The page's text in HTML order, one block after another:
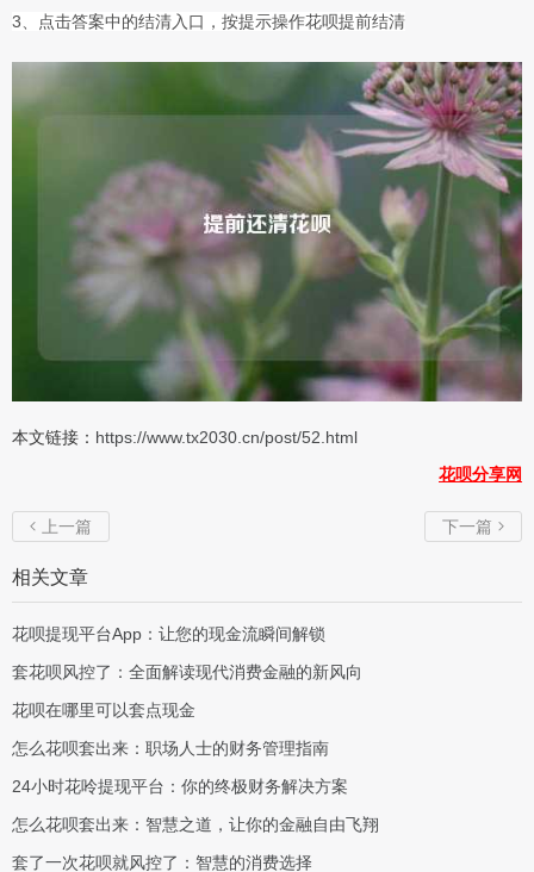
3、点击答案中的结清入口，按提示操作花呗提前结清
本文链接： https://www.tx2030.cn/post/52.html
花呗分享网
 上一篇 下一篇 
相关文章
花呗提现平台App：让您的现金流瞬间解锁
套花呗风控了：全面解读现代消费金融的新风向
花呗在哪里可以套点现金
怎么花呗套出来：职场人士的财务管理指南
24小时花呤提现平台：你的终极财务解决方案
怎么花呗套出来：智慧之道，让你的金融自由飞翔
套了一次花呗就风控了：智慧的消费选择